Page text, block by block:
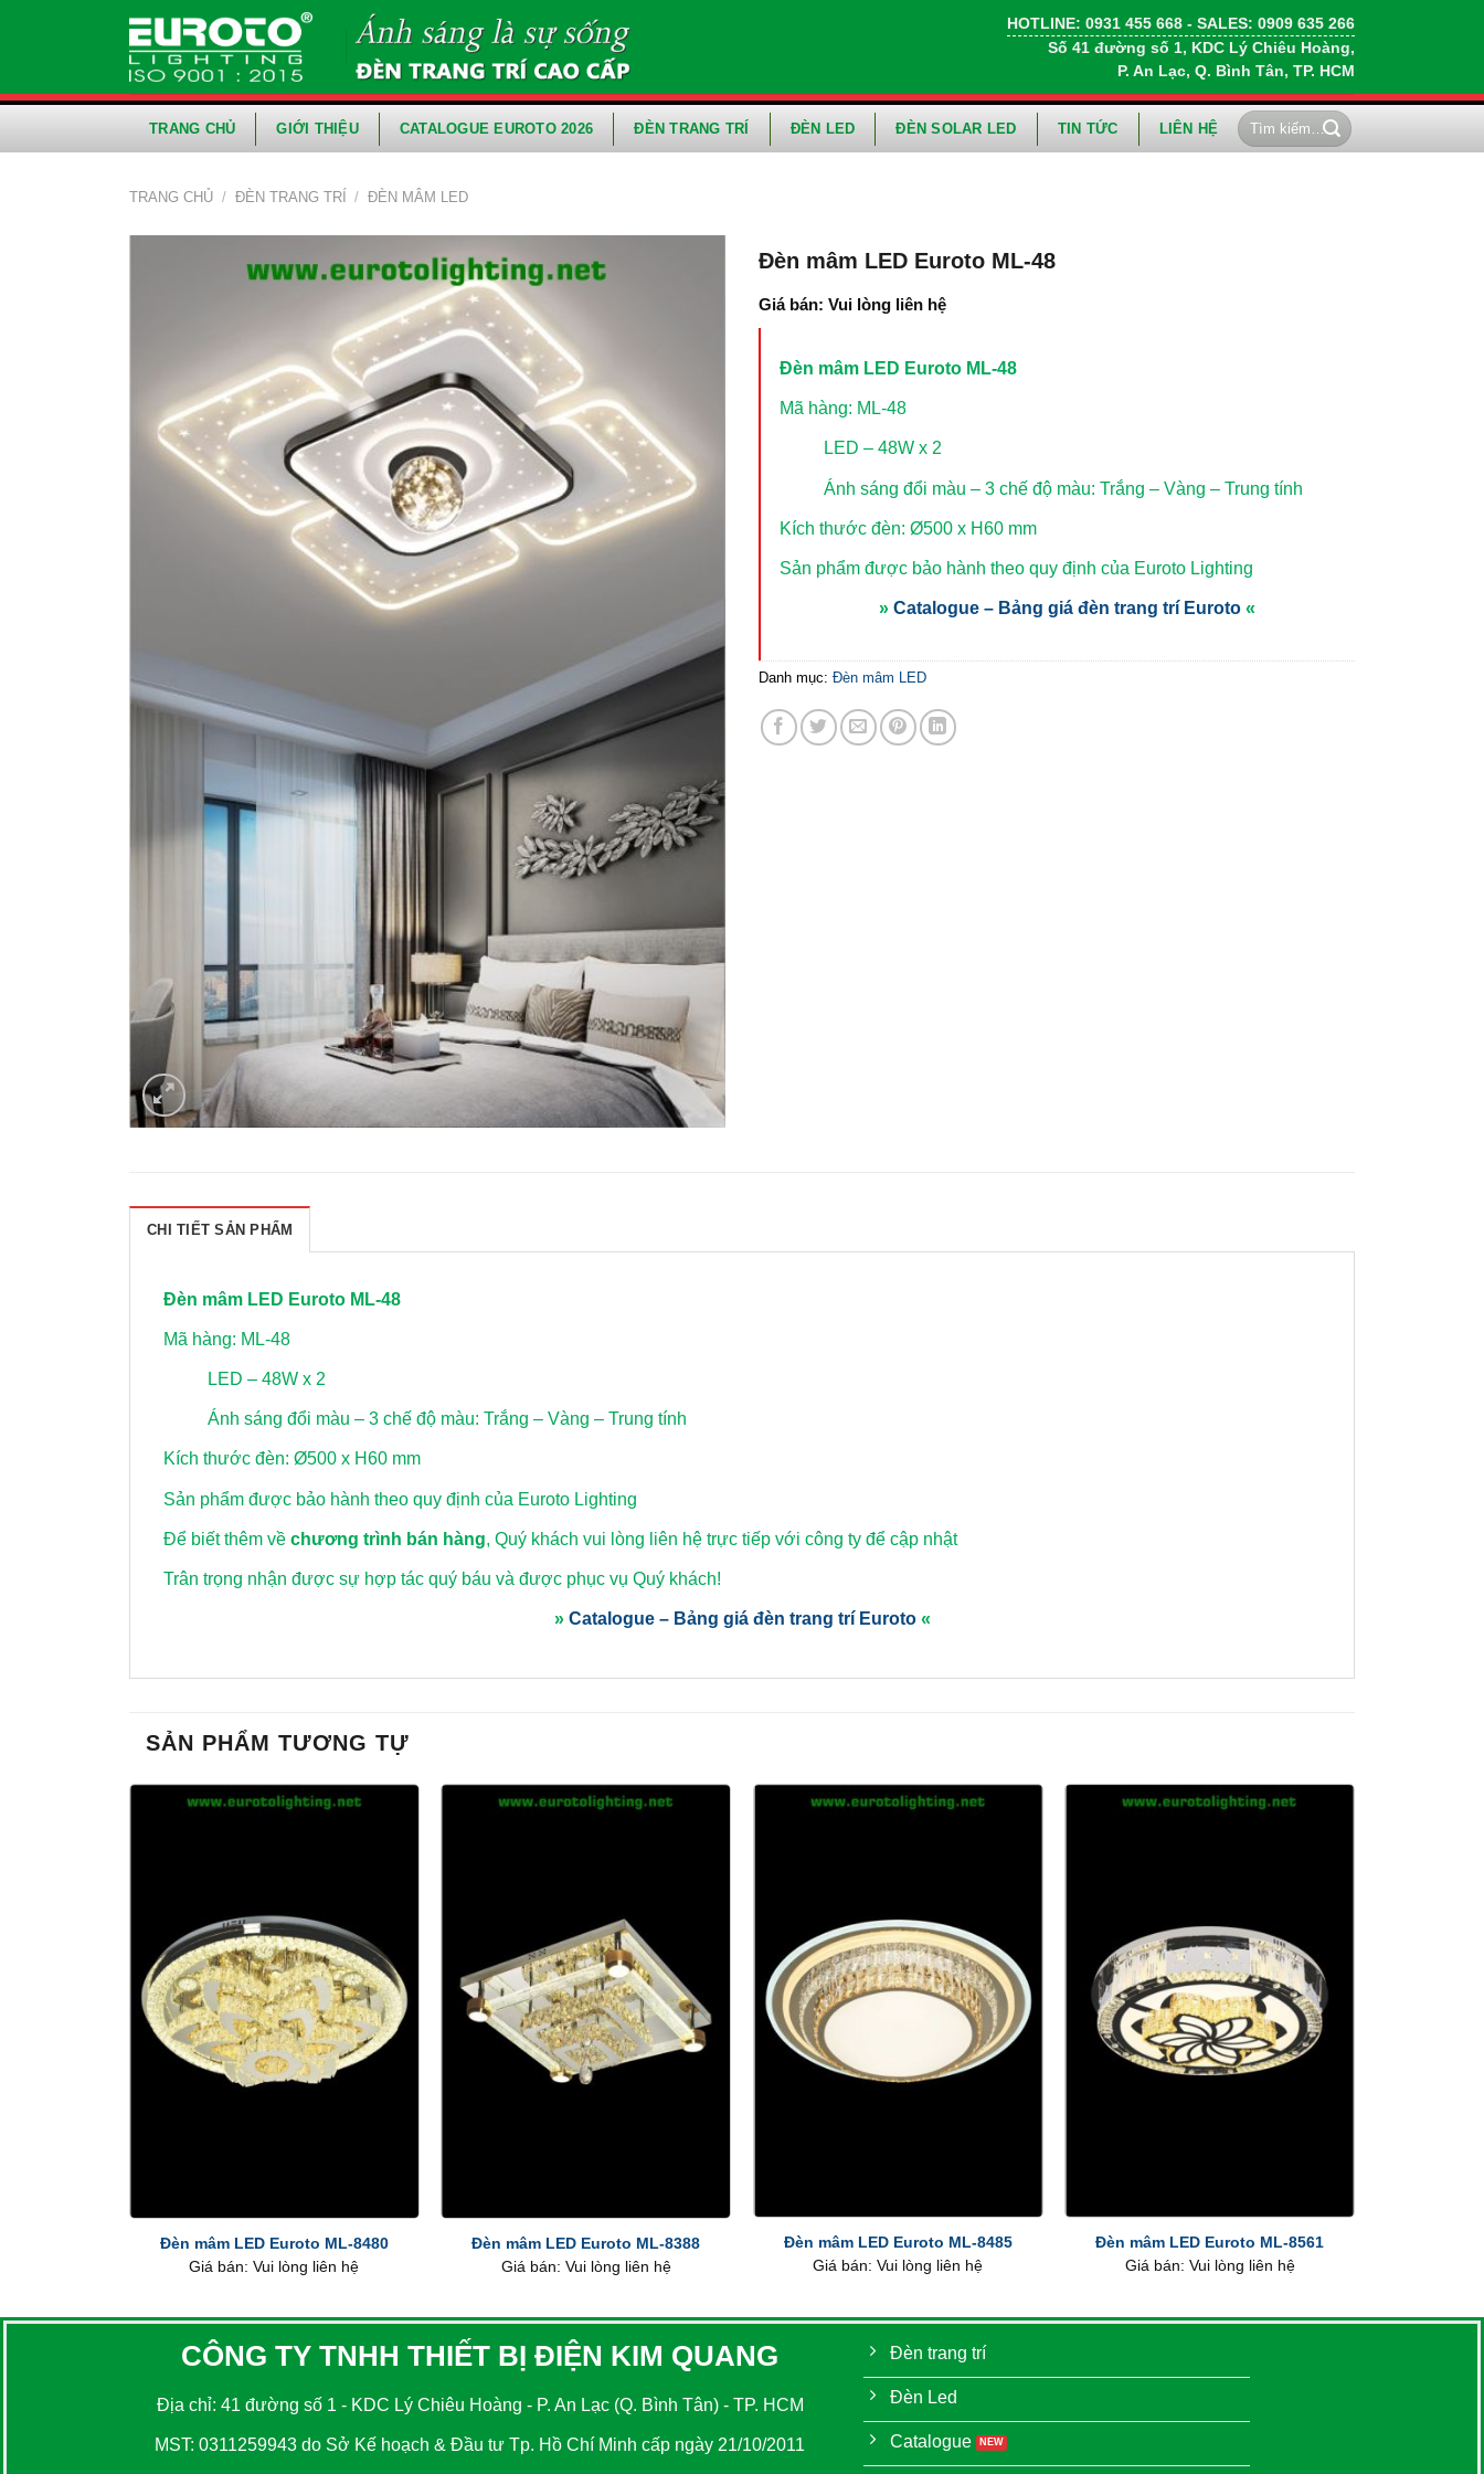
HOTLINE: 0931 455 668 - SALES: 0909 635 266
Số 41 đường số 1, KDC Lý Chiêu Hoàng,
P. An Lạc, Q. Bình Tân, TP. HCM
TRANG CHỦ GIỚI THIỆU CATALOGUE EUROTO 2026 ĐÈN TRANG TRÍ ĐÈN LED ĐÈN SOLAR LED TIN TỨC LIÊN HỆ
Tìm
kiếm:
TRANG CHỦ / ĐÈN TRANG TRÍ / ĐÈN MÂM LED
Đèn mâm LED Euroto ML-48
Giá bán: Vui lòng liên hệ
Đèn mâm LED Euroto ML-48
Mã hàng: ML-48
LED – 48W x 2
Ánh sáng đổi màu – 3 chế độ màu: Trắng – Vàng – Trung tính
Kích thước đèn: Ø500 x H60 mm
Sản phẩm được bảo hành theo quy định của Euroto Lighting
» Catalogue – Bảng giá đèn trang trí Euroto «
Danh mục: Đèn mâm LED
CHI TIẾT SẢN PHẨM
Đèn mâm LED Euroto ML-48
Mã hàng: ML-48
LED – 48W x 2
Ánh sáng đổi màu – 3 chế độ màu: Trắng – Vàng – Trung tính
Kích thước đèn: Ø500 x H60 mm
Sản phẩm được bảo hành theo quy định của Euroto Lighting
Để biết thêm về chương trình bán hàng, Quý khách vui lòng liên hệ trực tiếp với công ty để cập nhật
Trân trọng nhận được sự hợp tác quý báu và được phục vụ Quý khách!
» Catalogue – Bảng giá đèn trang trí Euroto «
SẢN PHẨM TƯƠNG TỰ
Đèn mâm LED Euroto ML-8480
Giá bán: Vui lòng liên hệ
Đèn mâm LED Euroto ML-8388
Giá bán: Vui lòng liên hệ
Đèn mâm LED Euroto ML-8485
Giá bán: Vui lòng liên hệ
Đèn mâm LED Euroto ML-8561
Giá bán: Vui lòng liên hệ
CÔNG TY TNHH THIẾT BỊ ĐIỆN KIM QUANG
Địa chỉ: 41 đường số 1 - KDC Lý Chiêu Hoàng - P. An Lạc (Q. Bình Tân) - TP. HCM
MST: 0311259943 do Sở Kế hoạch & Đầu tư Tp. Hồ Chí Minh cấp ngày 21/10/2011
Đèn trang trí
Đèn Led
Catalogue